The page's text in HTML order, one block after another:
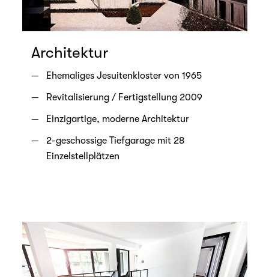
Architektur
Ehemaliges Jesuitenkloster von 1965
Revitalisierung / Fertigstellung 2009
Einzigartige, moderne Architektur
2-geschossige Tiefgarage mit 28
Einzelstellplätzen